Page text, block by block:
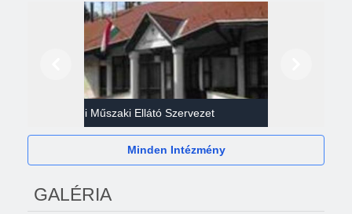
Gazdasági Műszaki Ellátó Szervezet
Minden Intézmény
GALÉRIA